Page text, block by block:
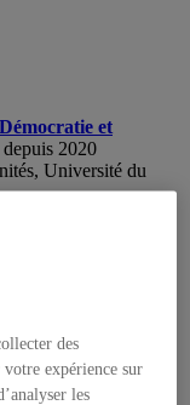
Démocratie et
2020
Université du
des
expérience sur
les